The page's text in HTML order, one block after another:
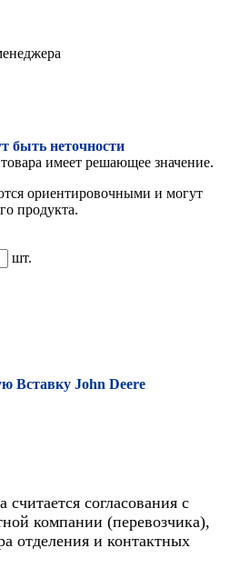
быть неточности
имеет решающее значение.
ориентировочными и могут
продукта.
шт.
Вставку John Deere
согласования с
компании (перевозчика),
отделения и контактных